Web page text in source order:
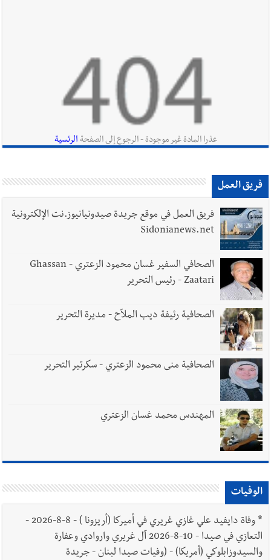
حراك ديبلوماسي للتجديد لـ اليونيفيل .. مسؤول غربي
عذرا المادة غير موجودة - الرجوع إلى الصفحة الرئسية
فريق العمل
فريق العمل في موقع جريدة صيدونيانيوز.نت الإلكترونية
Sidonianews.net
الصحافي السفير غسان محمود الزعتري - Ghassan
Zaatari - رئيس التحرير
الصحافية رئيفة ديب الملاّح - مديرة التحرير
الصحافية منى محمود الزعتري - سكرتير التحرير
المهندس محمد غسان الزعتري
الوفيات
*
وفاة دايفيد علي غازي غريري في أميركا (أريزونا ) - 8-8-2026 -
التعازي في صيدا - 10-8-2026 آل غريري واروادي وعفارة
والسيدوزابلوكي (أمريكا) - (وفيات صيدا لبنان - جريدة